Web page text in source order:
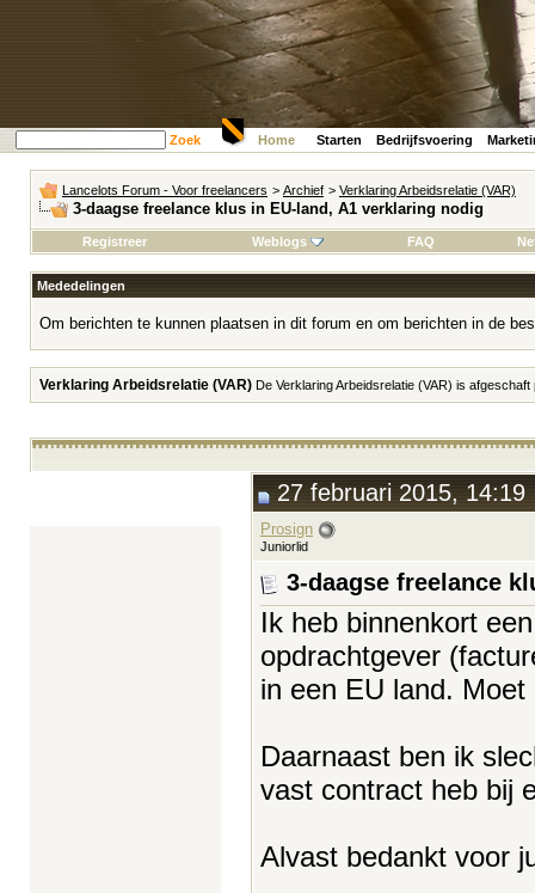
Zoek Home Starten Bedrijfsvoering
Lancelots Forum - Voor freelancers > Archief > Verklaring Arbeidsrelatie (VAR)
3-daagse freelance klus in EU-land, A1 verklaring nodig
Registreer Weblogs FAQ
Mededelingen
Om berichten te kunnen plaatsen in dit forum en om berichten in de
Verklaring Arbeidsrelatie (VAR) De Verklaring Arbeidsrelatie (VAR) is
27 februari 2015, 14:19
Prosign
Juniorlid
3-daagse freelance
Ik heb binnenkort
opdrachtgever
in een EU land.
Daarnaast ben ik
vast contract heb bij
Alvast bedankt voor